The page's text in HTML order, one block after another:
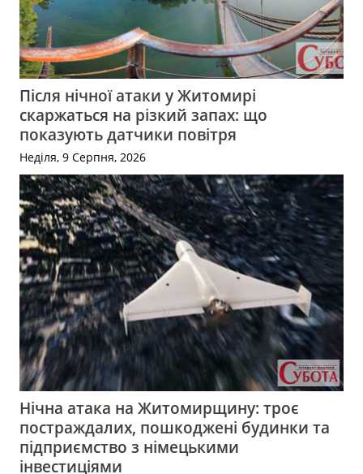
Після нічної атаки у Житомирі
скаржаться на різкий запах: що
показують датчики повітря
Неділя, 9 Серпня, 2026
Нічна атака на Житомирщину: троє
постраждалих, пошкоджені будинки та
підприємство з німецькими
інвестиціями